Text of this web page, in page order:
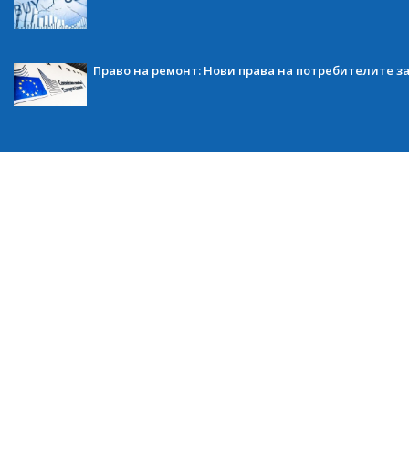
Право на ремонт: Нови права на потребителите